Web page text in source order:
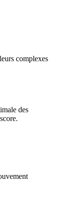
complexes
des